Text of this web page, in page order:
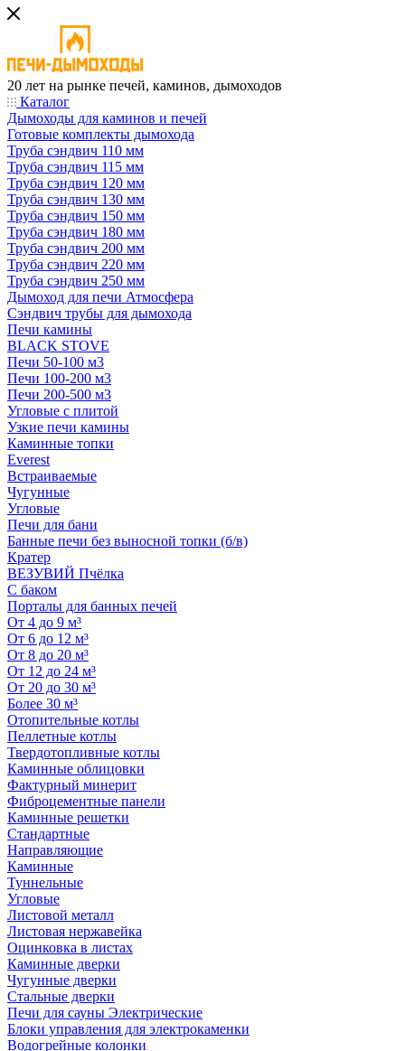
20 лет на рынке печей, каминов, дымоходов
Каталог
Дымоходы для каминов и печей
Готовые комплекты дымохода
Труба сэндвич 110 мм
Труба сэндвич 115 мм
Труба сэндвич 120 мм
Труба сэндвич 130 мм
Труба сэндвич 150 мм
Труба сэндвич 180 мм
Труба сэндвич 200 мм
Труба сэндвич 220 мм
Труба сэндвич 250 мм
Дымоход для печи Атмосфера
Сэндвич трубы для дымохода
Печи камины
BLACK STOVE
Печи 50-100 м3
Печи 100-200 м3
Печи 200-500 м3
Угловые с плитой
Узкие печи камины
Каминные топки
Everest
Встраиваемые
Чугунные
Угловые
Печи для бани
Банные печи без выносной топки (б/в)
Кратер
ВЕЗУВИЙ Пчёлка
С баком
Порталы для банных печей
От 4 до 9 м³
От 6 до 12 м³
От 8 до 20 м³
От 12 до 24 м³
От 20 до 30 м³
Более 30 м³
Отопительные котлы
Пеллетные котлы
Твердотопливные котлы
Каминные облицовки
Фактурный минерит
Фиброцементные панели
Каминные решетки
Стандартные
Направляющие
Каминные
Туннельные
Угловые
Листовой металл
Листовая нержавейка
Оцинковка в листах
Каминные дверки
Чугунные дверки
Стальные дверки
Печи для сауны Электрические
Блоки управления для электрокаменки
Водогрейные колонки